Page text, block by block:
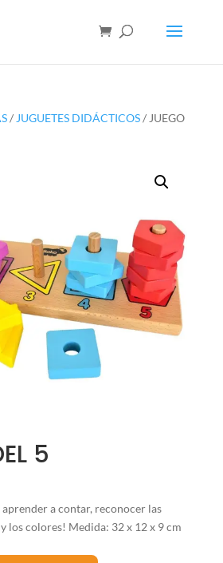
/ JUGUETES DIDÁCTICOS/ JUEGO
5
a contar, reconocer las
los colores! Medida: 32 x 12 x 9 cm